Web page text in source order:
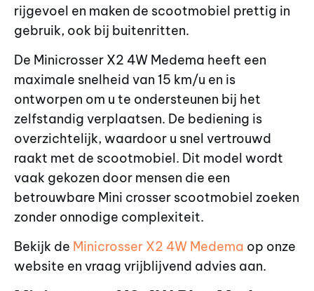
rijgevoel en maken de scootmobiel prettig in
gebruik, ook bij buitenritten.
De Minicrosser X2 4W Medema heeft een
maximale snelheid van 15 km/u en is
ontworpen om u te ondersteunen bij het
zelfstandig verplaatsen. De bediening is
overzichtelijk, waardoor u snel vertrouwd
raakt met de scootmobiel. Dit model wordt
vaak gekozen door mensen die een
betrouwbare Mini crosser scootmobiel zoeken
zonder onnodige complexiteit.
Bekijk de Minicrosser X2 4W Medema op onze
website en vraag vrijblijvend advies aan.